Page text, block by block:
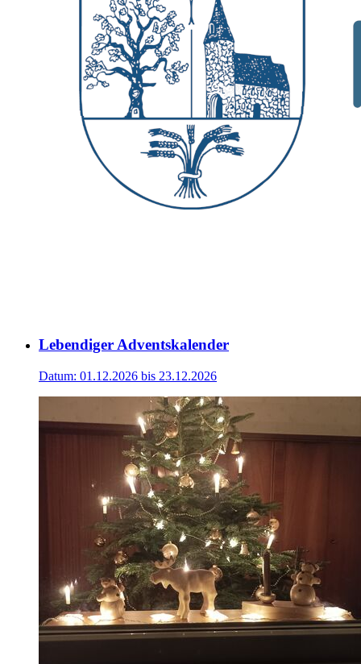
Lebendiger Adventskalender
Datum: 01.12.2026 bis 23.12.2026